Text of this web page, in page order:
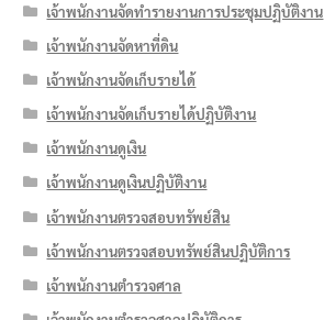
เจ้าพนักงานจัดทำรายงานการประชุมปฏิบัติงาน
เจ้าพนักงานจัดหาที่ดิน
เจ้าพนักงานจัดเก็บรายได้
เจ้าพนักงานจัดเก็บรายได้ปฏิบัติงาน
เจ้าพนักงานดูเงิน
เจ้าพนักงานดูเงินปฏิบัติงาน
เจ้าพนักงานตรวจสอบทรัพย์สิน
เจ้าพนักงานตรวจสอบทรัพย์สินปฏิบัติการ
เจ้าพนักงานตำรวจศาล